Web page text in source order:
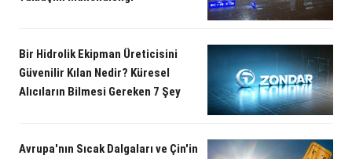
Bir Hidrolik Ekipman Üreticisini
Güvenilir Kılan Nedir? Küresel
Alıcıların Bilmesi Gereken 7 Şey
Avrupa'nın Sıcak Dalgaları ve Çin'in